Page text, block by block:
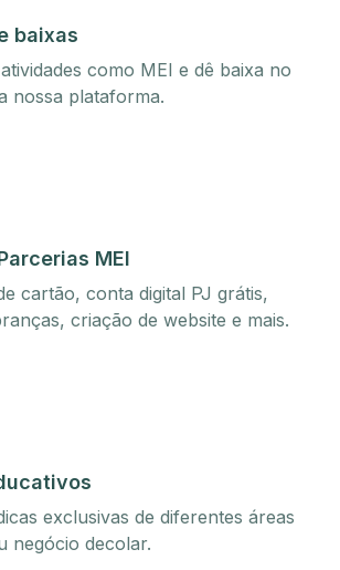
baixas
como MEI e dê baixa no
nossa plataforma.
MEI
cartão, conta digital PJ grátis,
criação de website e mais.
exclusivas de diferentes áreas
negócio decolar.